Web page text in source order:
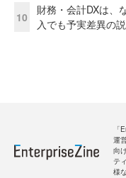
10
財務・会計DXは
入でも予実差異の
「
運
向
テ
様